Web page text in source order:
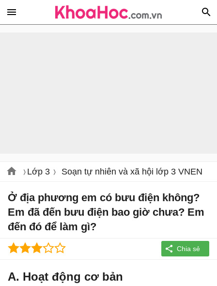
Lớp 3 Soạn tự nhiên và xã hội lớp 3 VNEN
Ở địa phương em có bưu điện không?
Em đã đến bưu điện bao giờ chưa? Em
đến đó để làm gì?
A. Hoạt động cơ bản